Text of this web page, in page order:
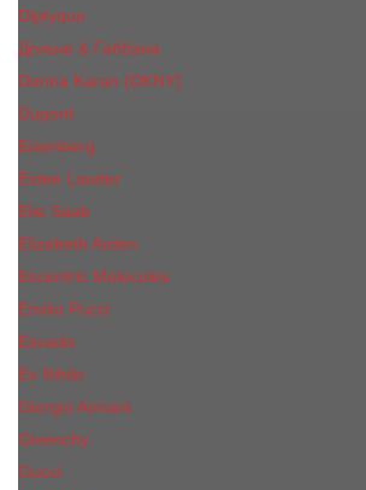
Diptyque
Дольче & Габбана
Donna Karan (DKNY)
Dupont
Eisenberg
Еsteе Lаudеr
Elie Saab
Elizabeth Arden
Escentric Molecules
Emilio Pucci
Escada
Ex Nihilo
Giorgio Armani
Givenchy
Gucci